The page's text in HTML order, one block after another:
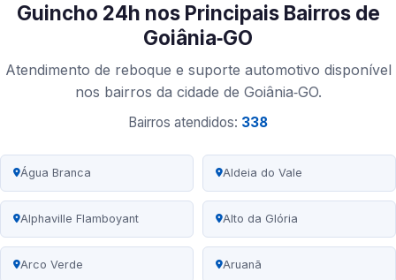
Guincho 24h nos Principais Bairros de
Goiânia‑GO
Atendimento de reboque e suporte automotivo disponível
nos bairros da cidade de Goiânia‑GO.
Bairros atendidos: 338
Água Branca Aldeia do Vale
Alphaville Flamboyant Alto da Glória
Arco Verde Aruanã